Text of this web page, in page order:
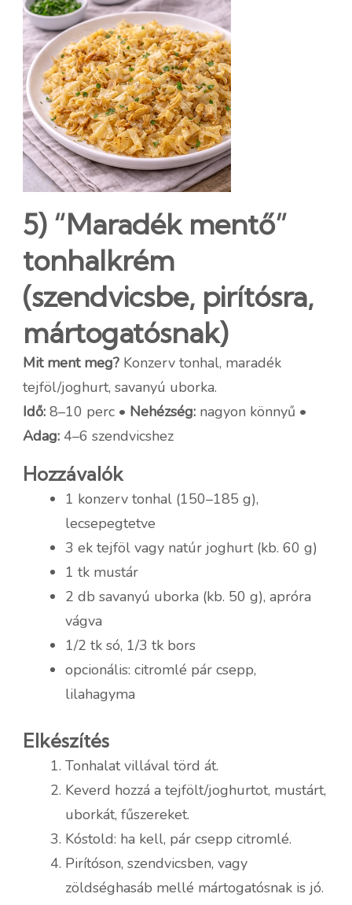
5) “Maradék mentő”
tonhalkrém
(szendvicsbe, pirítósra,
mártogatósnak)
Mit ment meg? Konzerv tonhal, maradék
tejföl/joghurt, savanyú uborka.
Idő: 8–10 perc • Nehézség: nagyon könnyű •
Adag: 4–6 szendvicshez
Hozzávalók
1 konzerv tonhal (150–185 g),
lecsepegtetve
3 ek tejföl vagy natúr joghurt (kb. 60 g)
1 tk mustár
2 db savanyú uborka (kb. 50 g), apróra
vágva
1/2 tk só, 1/3 tk bors
opcionális: citromlé pár csepp,
lilahagyma
Elkészítés
Tonhalat villával törd át.
Keverd hozzá a tejfölt/joghurtot, mustárt,
uborkát, fűszereket.
Kóstold: ha kell, pár csepp citromlé.
Pirítóson, szendvicsben, vagy
zöldséghasáb mellé mártogatósnak is jó.